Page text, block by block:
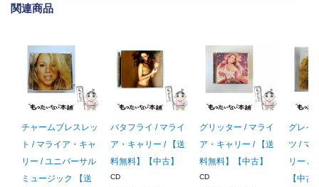
関連商品
チャームブレスレッ
ト / マライア・キャ
リー / ユニバーサル
ミュージック 【送
バタフライ / マライ
ア・キャリー / 【送
料無料】【中古】
CD
グリッター / マライ
ア・キャリー / 【送
料無料】【中古】
CD
グレイ
ツ / マ
リー /
【中古